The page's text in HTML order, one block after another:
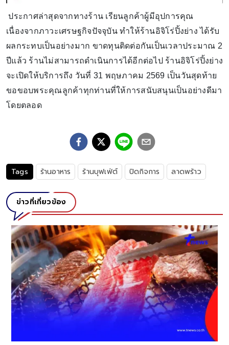
ประกาศล่าสุดจากทางร้าน เรียนลูกค้าผู้มีอุปการคุณ
เนื่องจากภาวะเศรษฐกิจปัจจุบัน ทำให้ร้านอิจิโร่ปิ้งย่าง ได้รับ
ผลกระทบเป็นอย่างมาก ขาดทุนติดต่อกันเป็นเวลาประมาณ 2
ปีแล้ว ร้านไม่สามารถดำเนินการได้อีกต่อไป ร้านอิจิโร่ปิ้งย่าง
จะเปิดให้บริการถึง วันที่ 31 พฤษภาคม 2569 เป็นวันสุดท้าย
ขอขอบพระคุณลูกค้าทุกท่านที่ให้การสนับสนุนเป็นอย่างดีมา
โดยตลอด
Tags ร้านอาหาร ร้านบุฟเฟ่ต์ ปิดกิจการ ลาดพร้าว
ข่าวที่เกี่ยวข้อง